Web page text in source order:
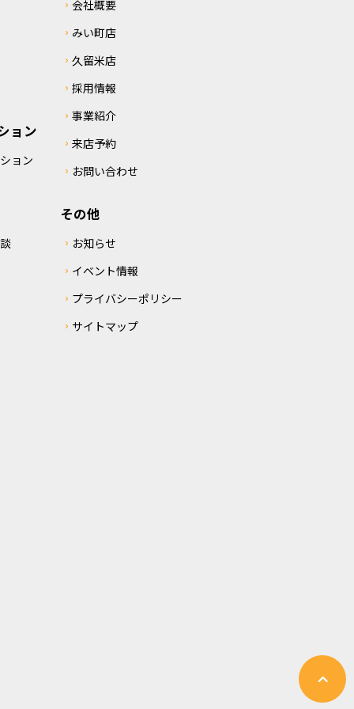
ョン
ョン
会社概要
みい町店
久留米店
採用情報
事業紹介
来店予約
お問い合わせ
その他
お知らせ
イベント情報
プライバシーポリシー
サイトマップ